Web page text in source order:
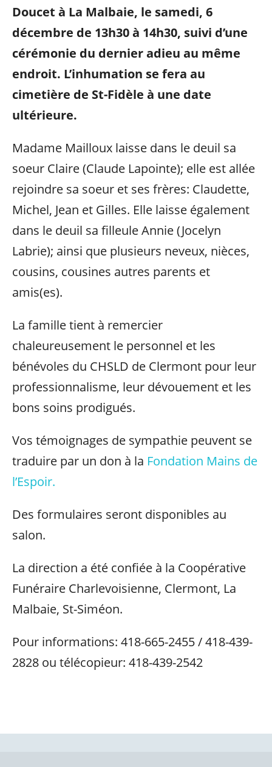
Doucet à La Malbaie, le samedi, 6
décembre de 13h30 à 14h30, suivi d’une
cérémonie du dernier adieu au même
endroit. L’inhumation se fera au
cimetière de St-Fidèle à une date
ultérieure.
Madame Mailloux laisse dans le deuil sa
soeur Claire (Claude Lapointe); elle est allée
rejoindre sa soeur et ses frères: Claudette,
Michel, Jean et Gilles. Elle laisse également
dans le deuil sa filleule Annie (Jocelyn
Labrie); ainsi que plusieurs neveux, nièces,
cousins, cousines autres parents et
amis(es).
La famille tient à remercier
chaleureusement le personnel et les
bénévoles du CHSLD de Clermont pour leur
professionnalisme, leur dévouement et les
bons soins prodigués.
Vos témoignages de sympathie peuvent se
traduire par un don à la Fondation Mains de
l’Espoir.
Des formulaires seront disponibles au
salon.
La direction a été confiée à la Coopérative
Funéraire Charlevoisienne, Clermont, La
Malbaie, St-Siméon.
Pour informations: 418-665-2455 / 418-439-
2828 ou télécopieur: 418-439-2542